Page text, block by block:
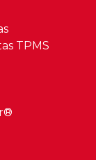
TPMS